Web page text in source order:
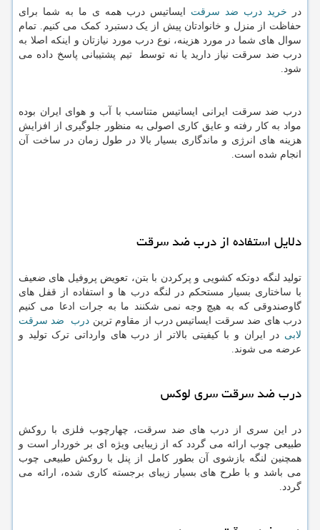
در خرید درب ضد سرقت ایساتیس درب همه ی ما به شما برای
حفاظت از منزل و خانوادتان پیش از یک دستبرد کمک می کنیم. تمام
سوال های شما در مورد هزینه، نوع درب مورد نیازتان و اینکه اصلا به
درب ضد سرقت نیاز دارید یا نه توسط تیم پشتیبانی پاسخ داده می
شود.
درب ضد سرقت ایرانی ایساتیس متناسب با آب و هوای ایران بوده
مواد به کار رفته و عایق کاری اصولی به منظور جلوگیری از افزایش
هزینه های انرژی و ماندگاری بسیار بالا در طول زمان در ساخت آن
انجام شده است.
دلایل استفاده از درب ضد سرقت
تولید لنگه دوتکه کشویی و پرکردن با بتن، تعویض پروفیل های ضعیف
با ساختاری بسیار مستحکم در لنگه درب ها و استفاده از قفل های
گاوصندوقی که به هیچ وجه نمی شکنند ما به جرات ادعا می کنیم
درب های ضد سرقت ایساتیس درب از مقاوم ترین درب ضد سرقت
لابی در ایران و با کیفیتی بالاتر از درب های وارداتی ترک تولید و
عرضه می شوند.
درب ضد سرقت سری لوکس
در این سری از درب های ضد سرقت، چهارچوب فلزی با روکش
طبیعی چوب ارائه می گردد که از زیبایی ویژه ای بر خوردار است و
همچنین لنگه بازشوی آن بطور کامل از پنل با روکش طبیعی چوب
می باشد و با طرح های بسیار زیبای برجسته کاری شده، ارائه می
گردد.